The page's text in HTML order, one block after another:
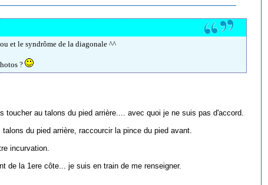
et le syndrôme de la diagonale ^^
?
toucher au talons du pied arrière.... avec quoi je ne suis pas d'accord.
du pied arrière, raccourcir la pince du pied avant.
incurvation.
de la 1ere côte... je suis en train de me renseigner.